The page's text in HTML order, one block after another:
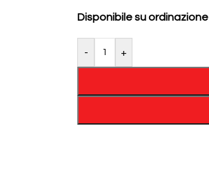
Disponibile su ordinazione
- +